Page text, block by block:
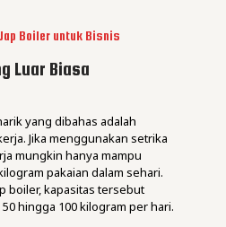
Boiler untuk Bisnis
Luar Biasa
yang dibahas adalah
Jika menggunakan setrika
mungkin hanya mampu
pakaian dalam sehari.
boiler, kapasitas tersebut
hingga 100 kilogram per hari.